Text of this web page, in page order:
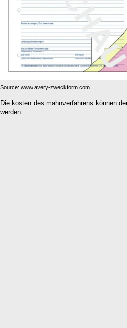
Source: www.avery-zweckform.com
Die kosten des mahnverfahrens können
werden.